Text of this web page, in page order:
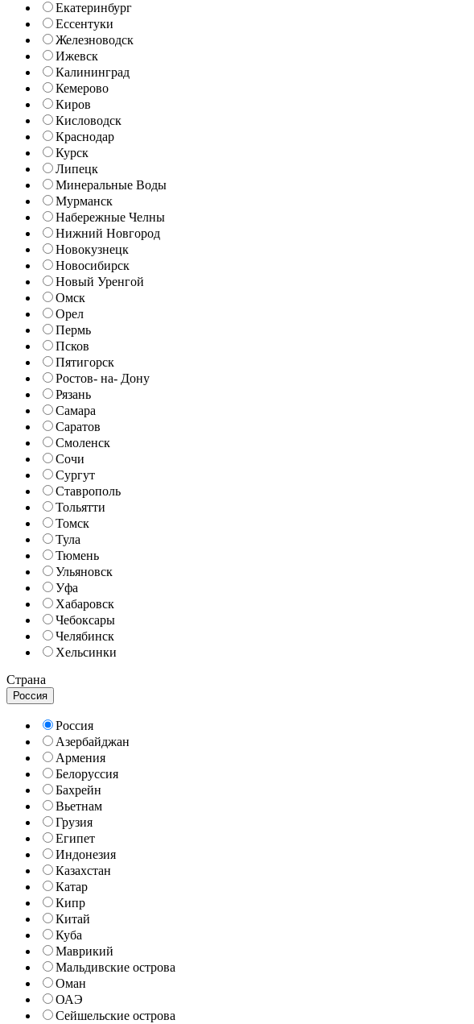
Екатеринбург
Ессентуки
Железноводск
Ижевск
Калининград
Кемерово
Киров
Кисловодск
Краснодар
Курск
Липецк
Минеральные Воды
Мурманск
Набережные Челны
Нижний Новгород
Новокузнецк
Новосибирск
Новый Уренгой
Омск
Орел
Пермь
Псков
Пятигорск
Ростов- на- Дону
Рязань
Самара
Саратов
Смоленск
Сочи
Сургут
Ставрополь
Тольятти
Томск
Тула
Тюмень
Ульяновск
Уфа
Хабаровск
Чебоксары
Челябинск
Хельсинки
Страна
Россия
Россия
Азербайджан
Армения
Белоруссия
Бахрейн
Вьетнам
Грузия
Египет
Индонезия
Казахстан
Катар
Кипр
Китай
Куба
Маврикий
Мальдивские острова
Оман
ОАЭ
Сейшельские острова